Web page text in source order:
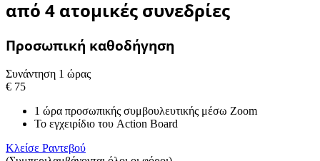
από 4 ατομικές συνεδρίες
Προσωπική καθοδήγηση
Συνάντηση 1 ώρας
€ 75
1 ώρα προσωπικής συμβουλευτικής μέσω Zoom
Το εγχειρίδιο του Action Board
Κλείσε Ραντεβού